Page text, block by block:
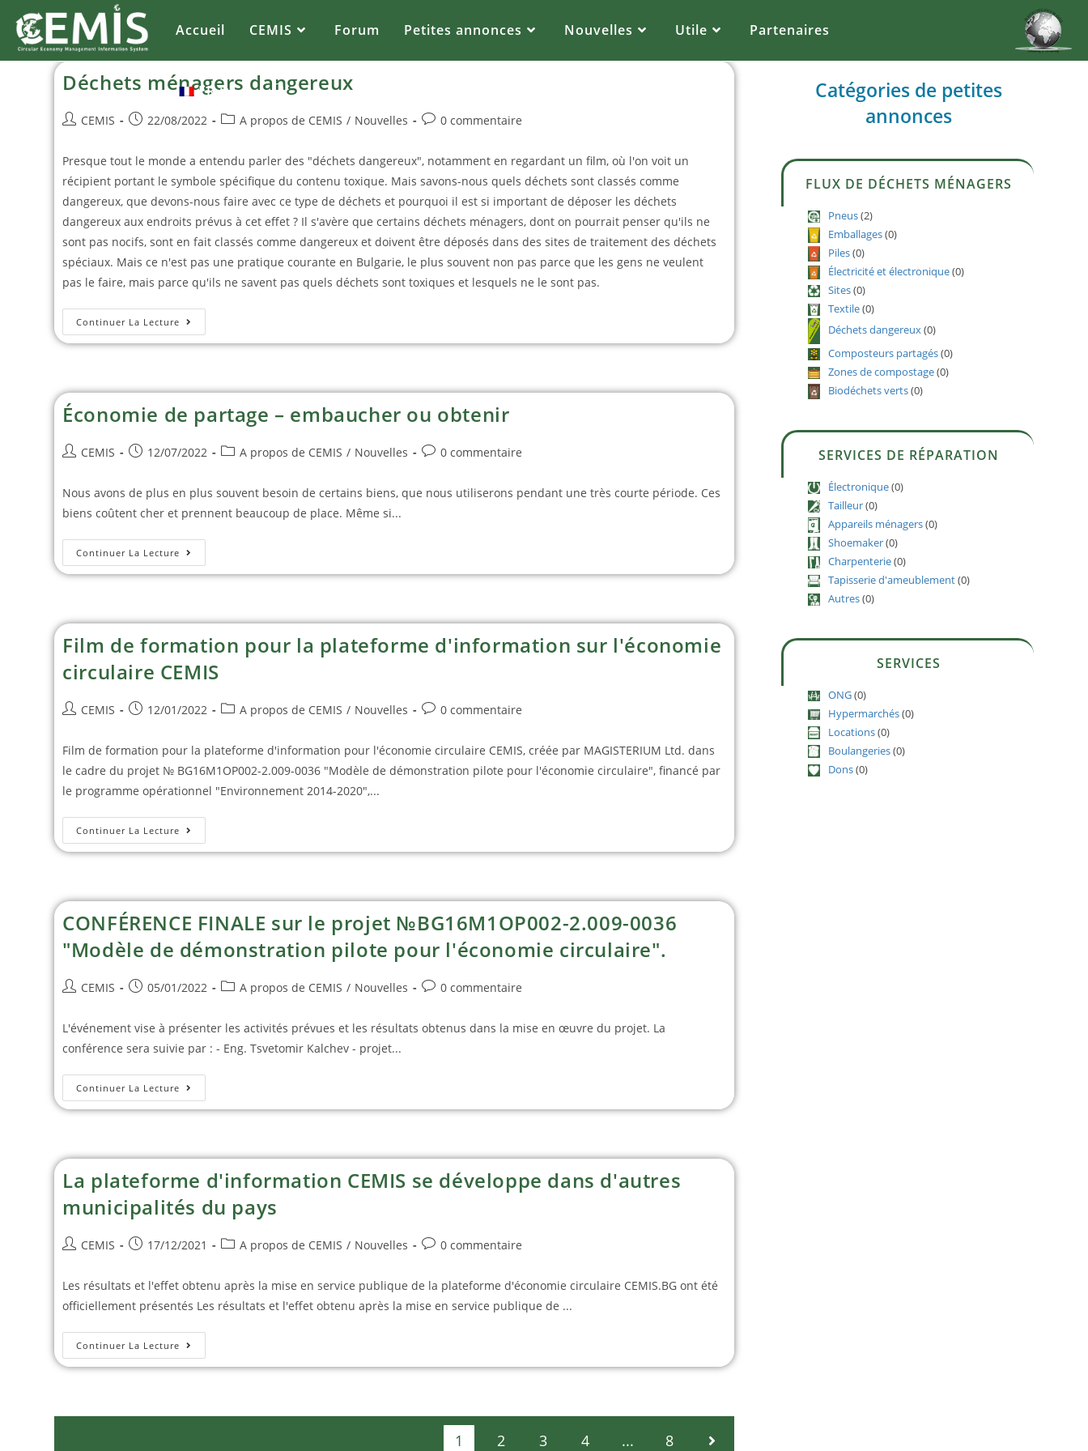
Accueil CEMIS Forum Petites annonces Nouvelles Utile Partenaires
FR
Déchets ménagers dangereux
CEMIS 22/08/2022 A propos de CEMIS / Nouvelles 0 commentaire
Presque tout le monde a entendu parler des "déchets dangereux", notamment en regardant un film, où l'on voit un
récipient portant le symbole spécifique du contenu toxique. Mais savons-nous quels déchets sont classés comme
dangereux, que devons-nous faire avec ce type de déchets et pourquoi il est si important de déposer les déchets
dangereux aux endroits prévus à cet effet ? Il s'avère que certains déchets ménagers, dont on pourrait penser qu'ils ne
sont pas nocifs, sont en fait classés comme dangereux et doivent être déposés dans des sites de traitement des déchets
spéciaux. Mais ce n'est pas une pratique courante en Bulgarie, le plus souvent non pas parce que les gens ne veulent
pas le faire, mais parce qu'ils ne savent pas quels déchets sont toxiques et lesquels ne le sont pas.
Continuer La Lecture
Économie de partage – embaucher ou obtenir
CEMIS 12/07/2022 A propos de CEMIS / Nouvelles 0 commentaire
Nous avons de plus en plus souvent besoin de certains biens, que nous utiliserons pendant une très courte période. Ces
biens coûtent cher et prennent beaucoup de place. Même si...
Continuer La Lecture
Film de formation pour la plateforme d'information sur l'économie
circulaire CEMIS
CEMIS 12/01/2022 A propos de CEMIS / Nouvelles 0 commentaire
Film de formation pour la plateforme d'information pour l'économie circulaire CEMIS, créée par MAGISTERIUM Ltd. dans
le cadre du projet № BG16M1OP002-2.009-0036 "Modèle de démonstration pilote pour l'économie circulaire", financé par
le programme opérationnel "Environnement 2014-2020",...
Continuer La Lecture
CONFÉRENCE FINALE sur le projet №BG16M1OP002-2.009-0036
"Modèle de démonstration pilote pour l'économie circulaire".
CEMIS 05/01/2022 A propos de CEMIS / Nouvelles 0 commentaire
L'événement vise à présenter les activités prévues et les résultats obtenus dans la mise en œuvre du projet. La
conférence sera suivie par : - Eng. Tsvetomir Kalchev - projet...
Continuer La Lecture
La plateforme d'information CEMIS se développe dans d'autres
municipalités du pays
CEMIS 17/12/2021 A propos de CEMIS / Nouvelles 0 commentaire
Les résultats et l'effet obtenu après la mise en service publique de la plateforme d'économie circulaire CEMIS.BG ont été
officiellement présentés Les résultats et l'effet obtenu après la mise en service publique de ...
Continuer La Lecture
1 2 3 4 ... 8
Catégories de petites
annonces
FLUX DE DÉCHETS MÉNAGERS
Pneus(2)
Emballages(0)
Piles(0)
Électricité et électronique(0)
Sites(0)
Textile(0)
Déchets dangereux(0)
Composteurs partagés(0)
Zones de compostage(0)
Biodéchets verts(0)
SERVICES DE RÉPARATION
Électronique(0)
Tailleur(0)
Appareils ménagers(0)
Shoemaker(0)
Charpenterie(0)
Tapisserie d'ameublement(0)
Autres(0)
SERVICES
ONG(0)
Hypermarchés(0)
Locations(0)
Boulangeries(0)
Dons(0)